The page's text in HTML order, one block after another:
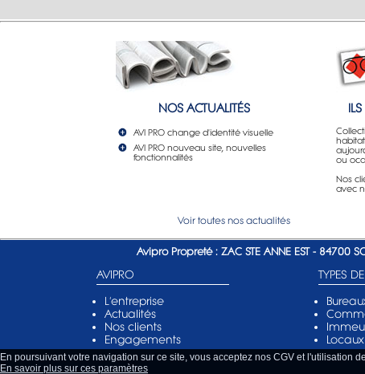
NOS ACTUALITÉS
AVI PRO change d'identité visuelle
AVI PRO nouveau site, nouvelles
fonctionnalités
Voir toutes nos actualités
ou
Nos
avec
Avipro Propreté : ZAC STE ANNE EST - 84700
AVIPRO
L'entreprise
Actualités
Nos clients
Engagements
TYPES
En poursuivant votre navigation sur ce site, vous acceptez nos CGV et l'utilisation
En savoir plus sur ces paramètres